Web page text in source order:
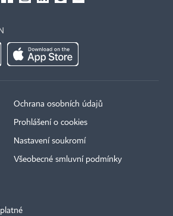
Ochrana osobních údajů
Prohlášení o cookies
Nastavení soukromí
Všeobecné smluvní podmínky